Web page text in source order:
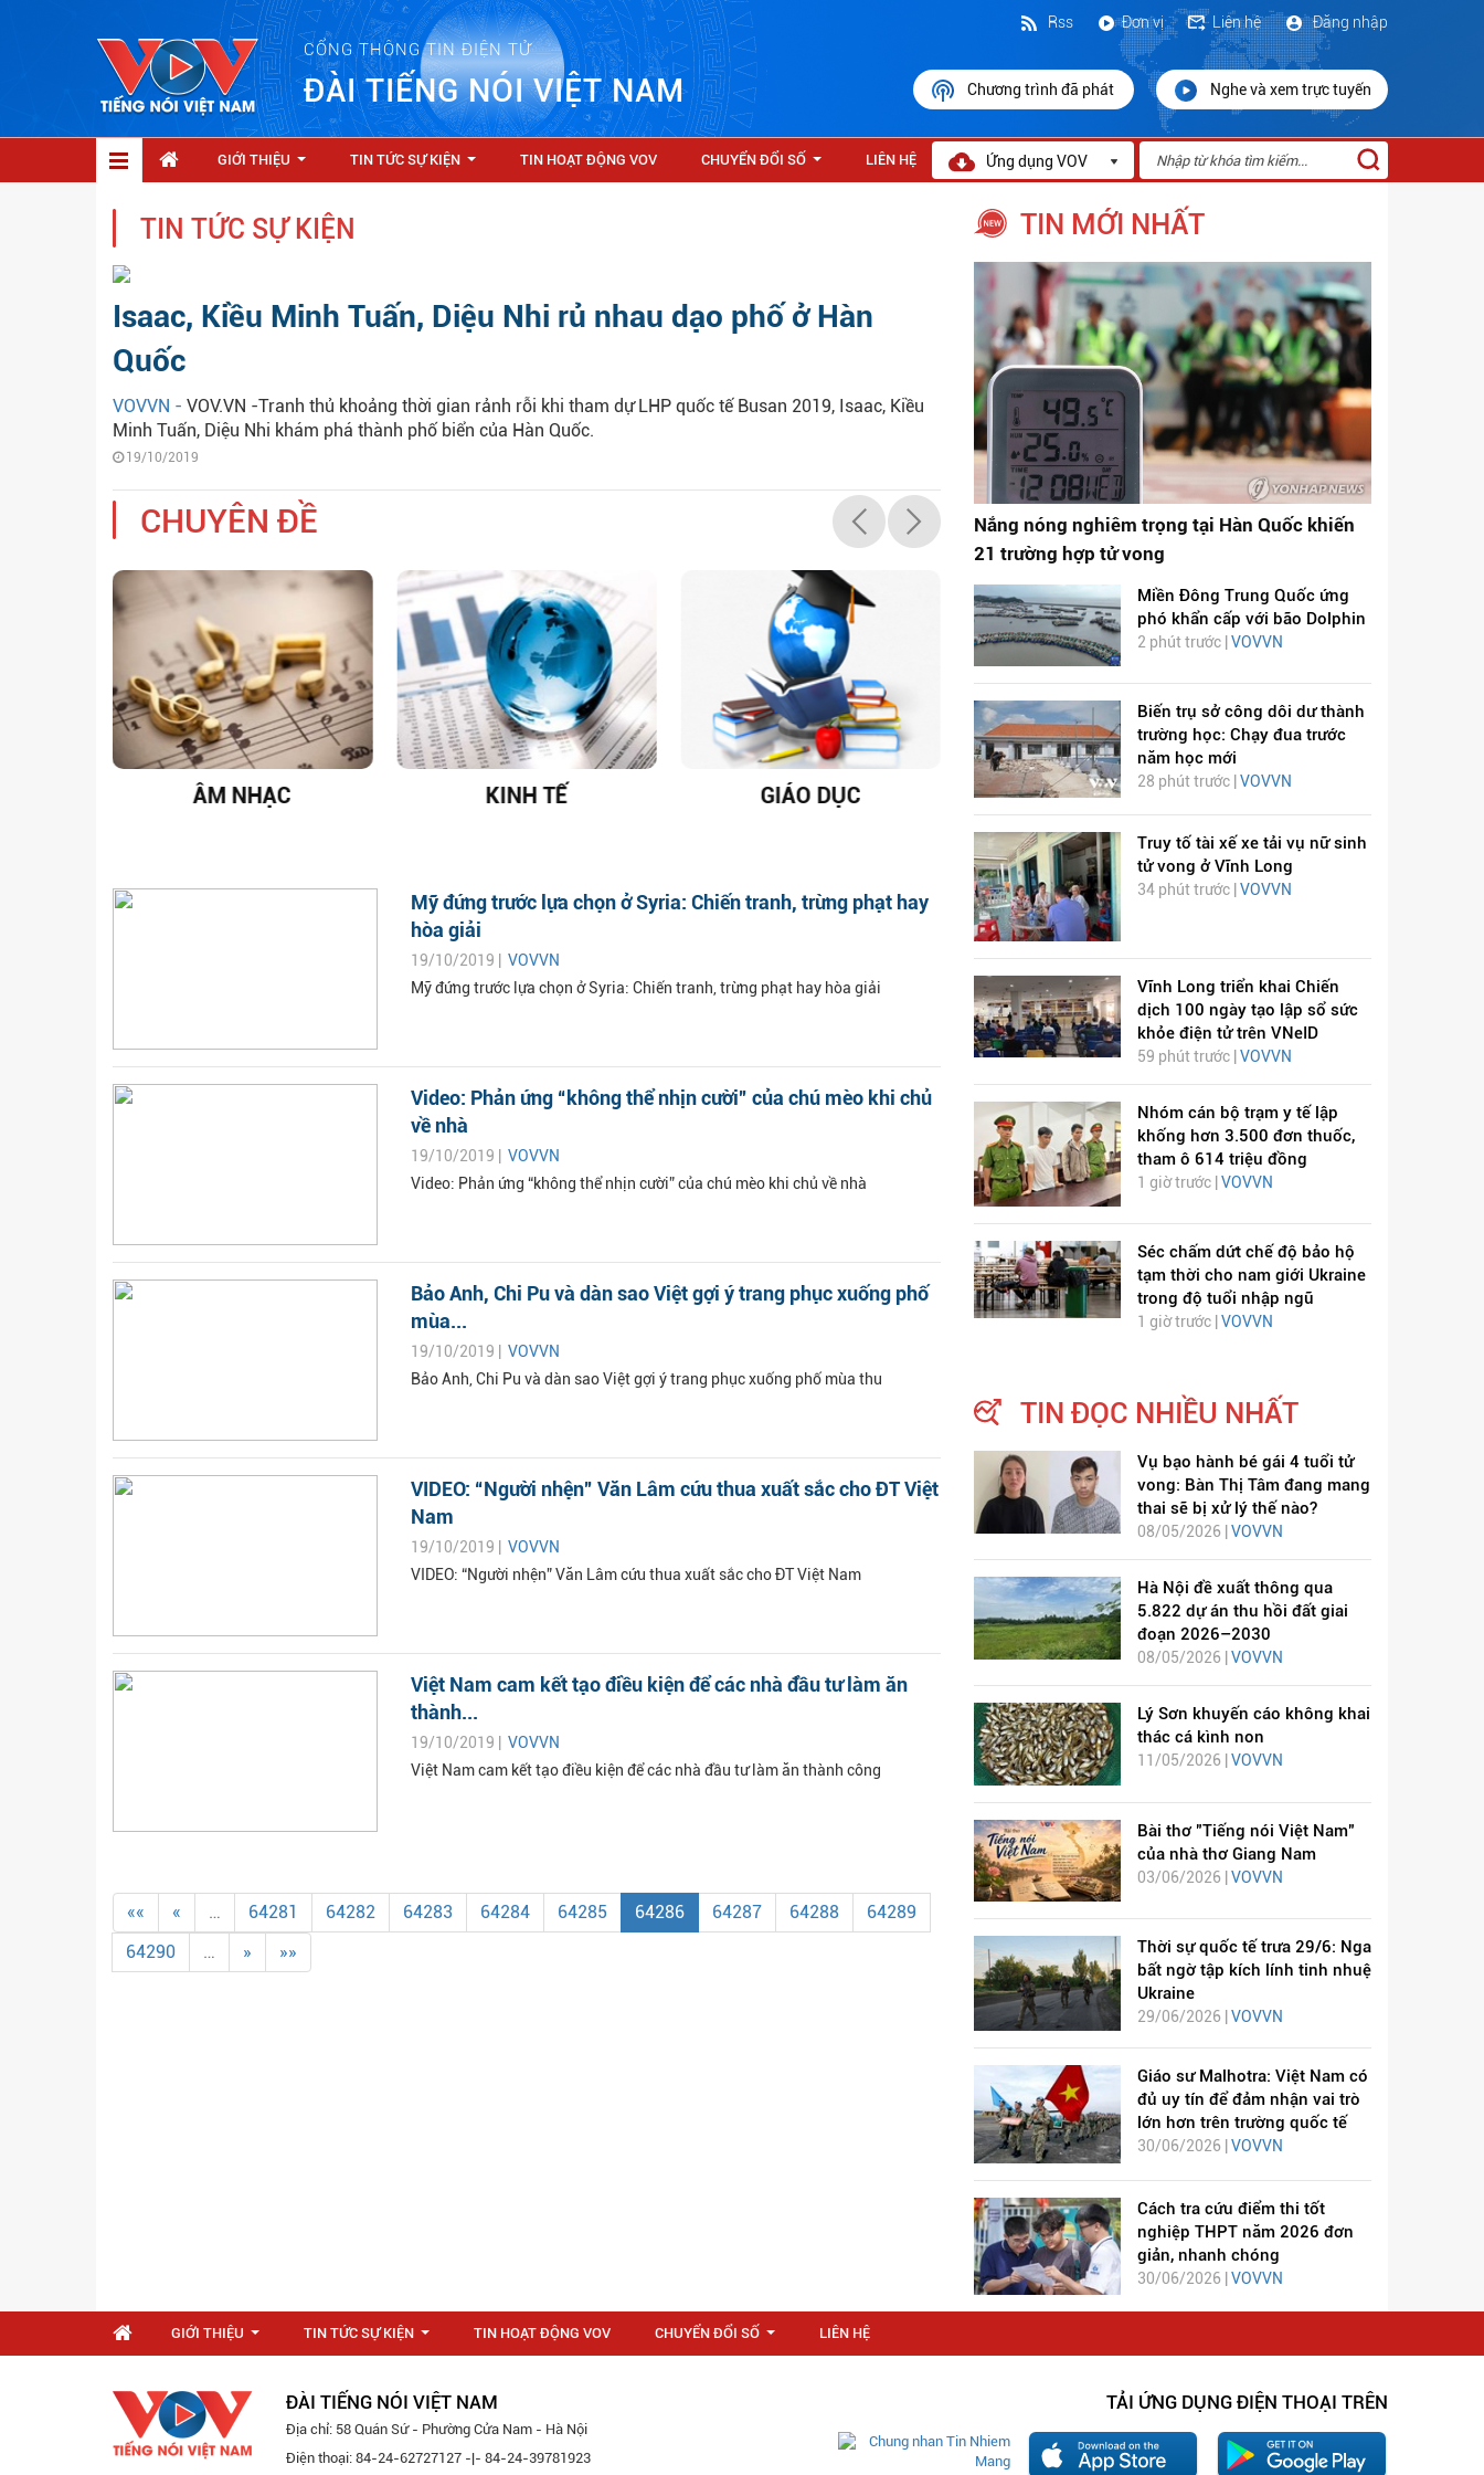
CỔNG THÔNG TIN ĐIỆN TỬ
ĐÀI TIẾNG NÓI VIỆT NAM
Đăng nhập
Liên hệ
Đơn vị
Rss
Chương trình đã phát Nghe và xem trực tuyến
GIỚI THIỆU TIN TỨC SỰ KIỆN TIN HOẠT ĐỘNG VOV CHUYỂN ĐỔI SỐ LIÊN HỆ Ứng dụng VOV
TIN TỨC SỰ KIỆN
Isaac, Kiều Minh Tuấn, Diệu Nhi rủ nhau dạo phố ở Hàn
Quốc
VOVVN - VOV.VN -Tranh thủ khoảng thời gian rảnh rỗi khi tham dự LHP quốc tế Busan 2019, Isaac, Kiều
Minh Tuấn, Diệu Nhi khám phá thành phố biển của Hàn Quốc.
19/10/2019
CHUYÊN ĐỀ
ÂM NHẠC KINH TẾ GIÁO DỤC
DỊCH VIÊM PHỔI COVID-
19
HÁT LÊN VIỆT NAM
Mỹ đứng trước lựa chọn ở Syria: Chiến tranh, trừng phạt hay
hòa giải
19/10/2019 | VOVVN
Mỹ đứng trước lựa chọn ở Syria: Chiến tranh, trừng phạt hay hòa giải
Video: Phản ứng “không thể nhịn cười” của chú mèo khi chủ
về nhà
19/10/2019 | VOVVN
Video: Phản ứng “không thể nhịn cười” của chú mèo khi chủ về nhà
Bảo Anh, Chi Pu và dàn sao Việt gợi ý trang phục xuống phố
mùa...
19/10/2019 | VOVVN
Bảo Anh, Chi Pu và dàn sao Việt gợi ý trang phục xuống phố mùa thu
VIDEO: “Người nhện” Văn Lâm cứu thua xuất sắc cho ĐT Việt
Nam
19/10/2019 | VOVVN
VIDEO: “Người nhện” Văn Lâm cứu thua xuất sắc cho ĐT Việt Nam
Việt Nam cam kết tạo điều kiện để các nhà đầu tư làm ăn
thành...
19/10/2019 | VOVVN
Việt Nam cam kết tạo điều kiện để các nhà đầu tư làm ăn thành công
«« « … 64281 64282 64283 64284 64285 64286 64287 64288
64289
64290
… » »»
TIN MỚI NHẤT
Nắng nóng nghiêm trọng tại Hàn Quốc khiến
21 trường hợp tử vong
Miền Đông Trung Quốc ứng
phó khẩn cấp với bão Dolphin
2 phút trước |VOVVN
Biến trụ sở công dôi dư thành
trường học: Chạy đua trước
năm học mới
28 phút trước | VOVVN
Truy tố tài xế xe tải vụ nữ sinh
tử vong ở Vĩnh Long
34 phút trước | VOVVN
Vĩnh Long triển khai Chiến
dịch 100 ngày tạo lập sổ sức
khỏe điện tử trên VNeID
59 phút trước | VOVVN
Nhóm cán bộ trạm y tế lập
khống hơn 3.500 đơn thuốc,
tham ô 614 triệu đồng
1 giờ trước | VOVVN
Séc chấm dứt chế độ bảo hộ
tạm thời cho nam giới Ukraine
trong độ tuổi nhập ngũ
1 giờ trước | VOVVN
TIN ĐỌC NHIỀU NHẤT
Vụ bạo hành bé gái 4 tuổi tử
vong: Bàn Thị Tâm đang mang
thai sẽ bị xử lý thế nào?
08/05/2026 | VOVVN
Hà Nội đề xuất thông qua
5.822 dự án thu hồi đất giai
đoạn 2026–2030
08/05/2026 | VOVVN
Lý Sơn khuyến cáo không khai
thác cá kình non
11/05/2026 | VOVVN
Bài thơ "Tiếng nói Việt Nam"
của nhà thơ Giang Nam
03/06/2026 | VOVVN
Thời sự quốc tế trưa 29/6: Nga
bất ngờ tập kích lính tinh nhuệ
Ukraine
29/06/2026 | VOVVN
Giáo sư Malhotra: Việt Nam có
đủ uy tín để đảm nhận vai trò
lớn hơn trên trường quốc tế
30/06/2026 | VOVVN
Cách tra cứu điểm thi tốt
nghiệp THPT năm 2026 đơn
giản, nhanh chóng
30/06/2026 | VOVVN
GIỚI THIỆU TIN TỨC SỰ KIỆN TIN HOẠT ĐỘNG VOV CHUYỂN ĐỔI SỐ LIÊN HỆ
ĐÀI TIẾNG NÓI VIỆT NAM
Địa chỉ: 58 Quán Sứ - Phường Cửa Nam - Hà Nội
Điện thoại: 84-24-62727127 -|- 84-24-39781923
TẢI ỨNG DỤNG ĐIỆN THOẠI TRÊN